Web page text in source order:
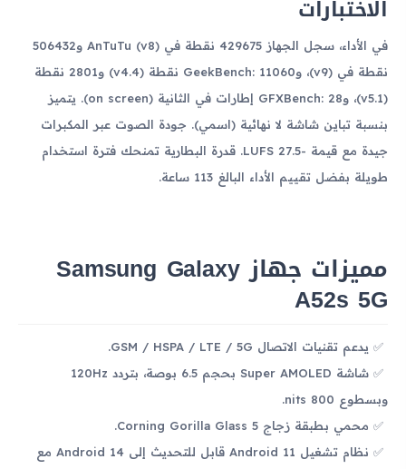
الاختبارات
في الأداء، سجل الجهاز 429675 نقطة في AnTuTu (v8) و506432
نقطة في (v9)، وGeekBench: 11060 نقطة (v4.4) و2801 نقطة
(v5.1)، وGFXBench: 28 إطارات في الثانية (on screen). يتميز
بنسبة تباين شاشة لا نهائية (اسمي). جودة الصوت عبر المكبرات
جيدة مع قيمة -27.5 LUFS. قدرة البطارية تمنحك فترة استخدام
طويلة بفضل تقييم الأداء البالغ 113 ساعة.
مميزات جهاز Samsung Galaxy
A52s 5G
يدعم تقنيات الاتصال GSM / HSPA / LTE / 5G.
شاشة Super AMOLED بحجم 6.5 بوصة، بتردد 120Hz
وبسطوع 800 nits.
محمي بطبقة زجاج Corning Gorilla Glass 5.
نظام تشغيل Android 11 قابل للتحديث إلى Android 14 مع